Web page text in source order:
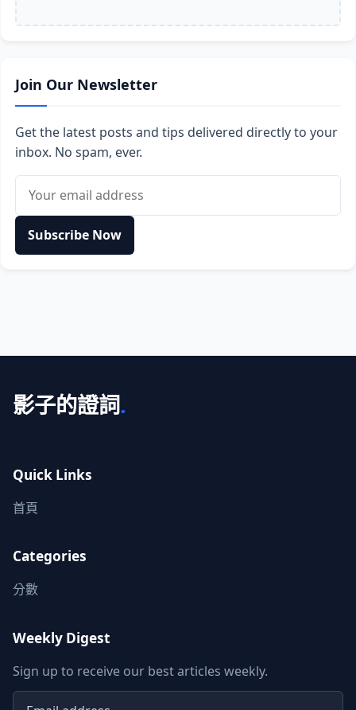
Join Our Newsletter
Get the latest posts and tips delivered directly to your
inbox. No spam, ever.
Email address
Subscribe Now
影子的證詞.
Quick Links
首頁
Categories
分數
Weekly Digest
Sign up to receive our best articles weekly.
Email address